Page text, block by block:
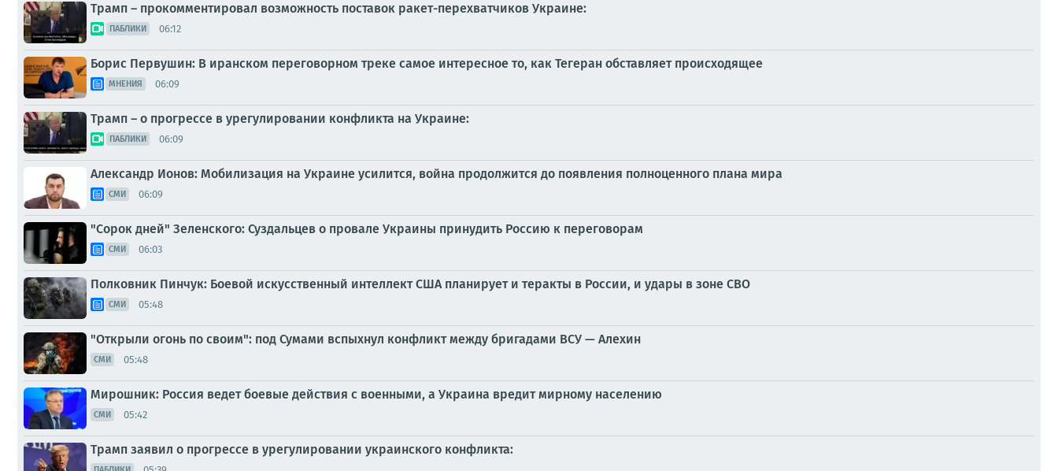
Трамп – прокомментировал возможность поставок ракет-перехватчиков Украине:
ПАБЛИКИ 06:12
Борис Первушин: В иранском переговорном треке самое интересное то, как Тегеран обставляет происходящее
МНЕНИЯ 06:09
Трамп – о прогрессе в урегулировании конфликта на Украине:
ПАБЛИКИ 06:09
Александр Ионов: Мобилизация на Украине усилится, война продолжится до появления полноценного плана мира
СМИ 06:09
"Сорок дней" Зеленского: Суздальцев о провале Украины принудить Россию к переговорам
СМИ 06:03
Полковник Пинчук: Боевой искусственный интеллект США планирует и теракты в России, и удары в зоне СВО
СМИ 05:48
"Открыли огонь по своим": под Сумами вспыхнул конфликт между бригадами ВСУ — Алехин
СМИ 05:48
Мирошник: Россия ведет боевые действия с военными, а Украина вредит мирному населению
СМИ 05:42
Трамп заявил о прогрессе в урегулировании украинского конфликта: